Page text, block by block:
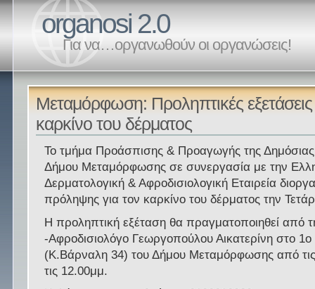
organosi 2.0
Για να…οργανωθούν οι οργανώσεις!
Μεταμόρφωση: Προληπτικές εξετάσεις
καρκίνο του δέρματος
Το τμήμα Προάσπισης & Προαγωγής της Δημόσιας
Δήμου Μεταμόρφωσης σε συνεργασία με την
Δερματολογική & Αφροδισιολογική Εταιρεία
πρόληψης για τον καρκίνο του δέρματος την
Η προληπτική εξέταση θα πραγματοποιηθεί από
-Αφροδισιολόγο Γεωργοπούλου Αικατερίνη στο
(Κ.Βάρναλη 34) του Δήμου Μεταμόρφωσης από
τις 12.00μμ.